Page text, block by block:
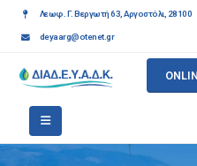
Λεωφ. Γ. Βεργωτή 63, Αργοστόλι, 28100
deyaarg@otenet.gr